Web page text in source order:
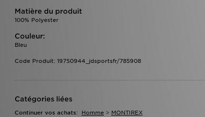
Matière du produit
100% Polyester
Couleur:
Bleu
Code Produit: 19750944_jdsportsfr/785908
Catégories liées
Continuer vos achats: Homme > MONTIREX